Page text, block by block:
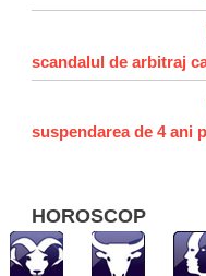
scandalul de arbitraj
suspendarea de 4 ani
HOROSCOP